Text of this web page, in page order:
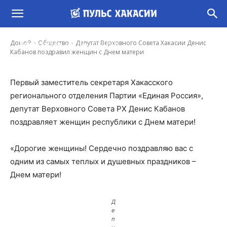
Домой Общество
Депутат Верховного Совета Хакасии Денис
Кабанов поздравил женщин с Днем матери
Депутат Верховного Совета Хакасии Денис
Кабанов поздравил женщин с Днем матери
Ирина Гусева - 27 Ноя, 2022 15:00
Первый заместитель секретаря Хакасского
регионального отделения Партии «Единая Россия»,
депутат Верховного Совета РХ Денис Кабанов
поздравляет женщин республики с Днем матери!
«Дорогие женщины! Сердечно поздравляю вас с
одним из самых теплых и душевных праздников –
Днем матери!
Д
е
п